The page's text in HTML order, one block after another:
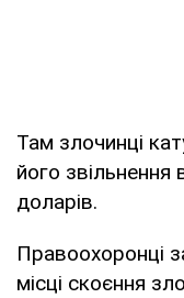
Там злочинці
його звільнення
доларів.
Правоохоронці
місці скоєння